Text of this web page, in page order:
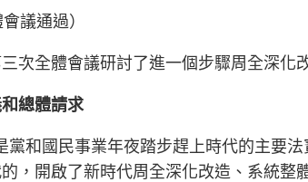
議通過）
次全體會議研討了進一個步驟周全深化
總體請求
黨和國民事業年夜踏步趕上時代的主要
，開啟了新時代周全深化改造、系統整